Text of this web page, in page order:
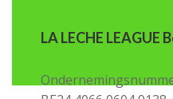
LA LECHE